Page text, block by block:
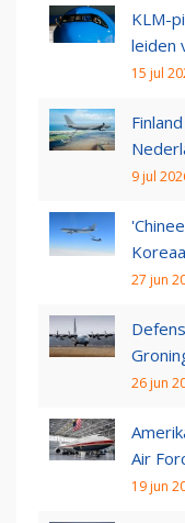
KLM-
leiden
15 jul
9 jul
27 jun
26 jun
Air
19 jun